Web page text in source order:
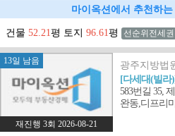
마이옥션에서 추천하
건물 52.21평 토지 96.61평 선순위전세권
13일 남음
재진행 3회 2026-08-21
광주지방법
[다세대(빌라
583번길 35,
완동,디프리